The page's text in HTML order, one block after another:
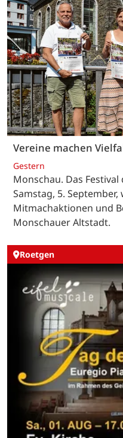
Vereine machen
Gestern
Monschau. Das
Samstag, 5.
Mitmachaktionen und
Monschauer Altstadt.
Roetgen